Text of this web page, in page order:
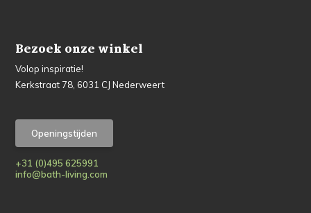
Bezoek onze winkel
Volop inspiratie!
Kerkstraat 78, 6031 CJ Nederweert
Openingstijden
+31 (0)495 625991
info@bath-living.com